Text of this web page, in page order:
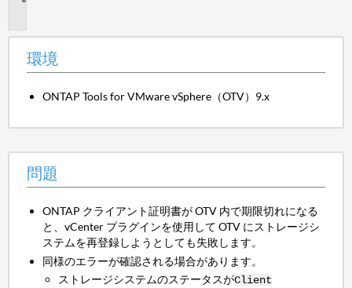
環境
ONTAP Tools for VMware vSphere（OTV）9.x
問題
ONTAP クライアント証明書が OTV 内で期限切れになる
と、vCenter プラグインを使用して OTV にストレージシ
ステムを再登録しようとしても失敗します。
同様のエラーが確認される場合があります。
ストレージシステムのステータスがClient